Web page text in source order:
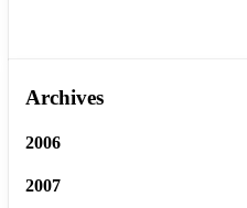
Archives
2006
2007